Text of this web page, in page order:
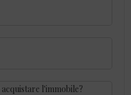
l'immobile?